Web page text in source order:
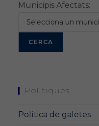
Municipis Afectats:
Polítiques
Política de galetes